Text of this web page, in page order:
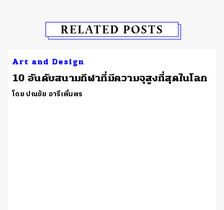
RELATED POSTS
Art and Design
10 อันดับสนามกีฬาที่มีความจุสูงที่สุดในโลก
โดย ปณชัย อารีเพิ่มพร